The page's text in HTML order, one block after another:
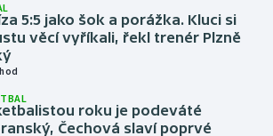
5:5 jako šok a porážka. Kluci si
věcí vyříkali, řekl trenér Plzně
roku je podeváté
Čechová slaví poprvé